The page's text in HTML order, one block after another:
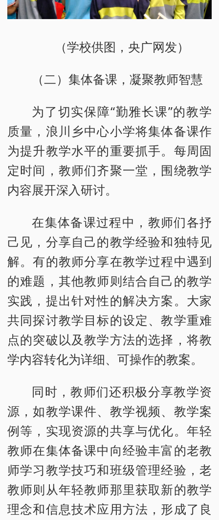
（学校供图，央广网发）
（二）集体备课，凝聚教师智慧
为了切实保障“勤雅长课”的教学
质量，浪川乡中心小学将集体备课作
为提升教学水平的重要抓手。每周固
定时间，教师们齐聚一堂，围绕教学
内容展开深入研讨。
在集体备课过程中，教师们各抒
己见，分享自己的教学经验和独特见
解。有的教师分享在教学过程中遇到
的难题，其他教师则结合自己的教学
实践，提出针对性的解决方案。大家
共同探讨教学目标的设定、教学重难
点的突破以及教学方法的选择，将教
学内容转化为详细、可操作的教案。
同时，教师们还积极分享教学资
源，如教学课件、教学视频、教学案
例等，实现资源的共享与优化。年轻
教师在集体备课中向经验丰富的老教
师学习教学技巧和班级管理经验，老
教师则从年轻教师那里获取新的教学
理念和信息技术应用方法，形成了良